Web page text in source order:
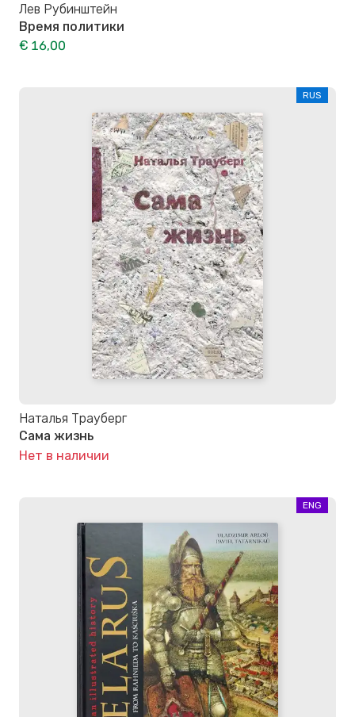
Лев Рубинштейн
Время политики
€ 16,00
RUS
Наталья Трауберг
Сама жизнь
Нет в наличии
ENG